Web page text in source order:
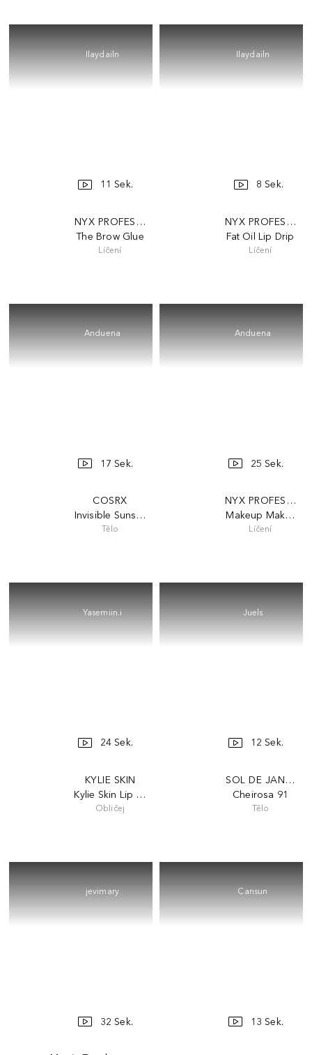
11 Sek.
Ilaydailn
NYX PROFESSIONAL MAKEUP
The Brow Glue
Líčení
8 Sek.
Ilaydailn
NYX
Fat Oil Lip Drip
Líčení
17 Sek.
Anduena
COSRX
Invisible Sunscreen SPF 50
Tělo
25 Sek.
Anduena
NYX
Makeup Make
Líčení
24 Sek.
Yasemiin.i
KYLIE SKIN
Kylie Skin Lip Butter
Obličej
12 Sek.
Juels
SOL DE JANEIRO
Cheirosa 91
Tělo
32 Sek.
jevimary
13 Sek.
Cansun